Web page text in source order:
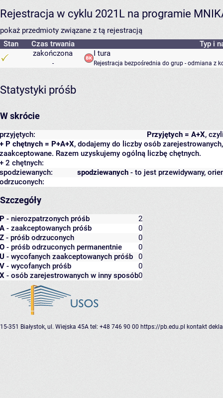
Rejestracja w cyklu 2021L na programie
pokaż przedmioty związane z tą rejestracją
Stan
Czas trwania
Typ i
zakończona
-
I tura
Rejestracja bezpośrednia do grup - odmiana z
Statystyki próśb
W skrócie
Przyjętych = A+X,
przyjętych:
+ P chętnych = P+A+X, dodajemy do liczby osób
zaakceptowane. Razem uzyskujemy ogólną liczbę chętnych.
+ 2 chętnych:
spodziewanych - to jest przewidywany,
spodziewanych:
odrzuconych:
Szczegóły
P - nierozpatrzonych próśb
2
A - zaakceptowanych próśb
0
Z - próśb odrzuconych
0
O - próśb odrzuconych permanentnie
0
U - wycofanych zaakceptowanych próśb
0
V - wycofanych próśb
0
X - osób zarejestrowanych w inny sposób0
15-351 Białystok, ul. Wiejska 45A tel: +48 746 90 00 https://pb.edu.pl kontakt